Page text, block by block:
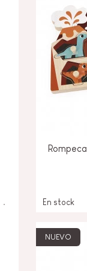
En stock
NUEVO